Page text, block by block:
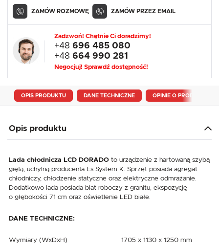
ZAMÓW ROZMOWĘ ZAMÓW PRZEZ EMAIL
Zadzwoń! Chętnie Ci doradzimy!
+48 696 485 080
+48 664 990 281
Negocjuj! Sprawdź dostępność!
OPIS PRODUKTU DANE TECHNICZNE OPINIE O PRODUKCIE
Opis produktu
Lada chłodnicza LCD DORADO to urządzenie z hartowaną szybą
giętą, uchylną producenta Es System K. Sprzęt posiada agregat
chłodniczy, chłodzenie statyczne oraz elektryczne odmrażanie.
Dodatkowo lada posiada blat roboczy z granitu, ekspozycję
o głębokości 71 cm oraz oświetlenie LED białe.
DANE TECHNICZNE:
Wymiary (WxDxH)
1705 x 1130 x 1250 mm